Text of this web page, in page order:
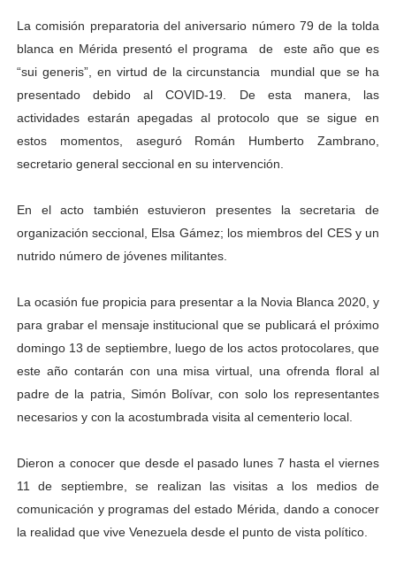
La comisión preparatoria del aniversario número 79 de la tolda
blanca en Mérida presentó el programa de este año que es
“sui generis”, en virtud de la circunstancia mundial que se ha
presentado debido al COVID-19. De esta manera, las
actividades estarán apegadas al protocolo que se sigue en
estos momentos, aseguró Román Humberto Zambrano,
secretario general seccional en su intervención.
En el acto también estuvieron presentes la secretaria de
organización seccional, Elsa Gámez; los miembros del CES y un
nutrido número de jóvenes militantes.
La ocasión fue propicia para presentar a la Novia Blanca 2020, y
para grabar el mensaje institucional que se publicará el próximo
domingo 13 de septiembre, luego de los actos protocolares, que
este año contarán con una misa virtual, una ofrenda floral al
padre de la patria, Simón Bolívar, con solo los representantes
necesarios y con la acostumbrada visita al cementerio local.
Dieron a conocer que desde el pasado lunes 7 hasta el viernes
11 de septiembre, se realizan las visitas a los medios de
comunicación y programas del estado Mérida, dando a conocer
la realidad que vive Venezuela desde el punto de vista político.